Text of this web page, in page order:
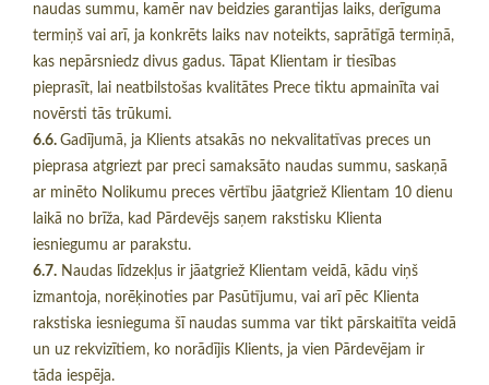
naudas summu, kamēr nav beidzies garantijas laiks, derīguma
termiņš vai arī, ja konkrēts laiks nav noteikts, saprātīgā termiņā,
kas nepārsniedz divus gadus. Tāpat Klientam ir tiesības
pieprasīt, lai neatbilstošas kvalitātes Prece tiktu apmainīta vai
novērsti tās trūkumi.
6.6. Gadījumā, ja Klients atsakās no nekvalitatīvas preces un
pieprasa atgriezt par preci samaksāto naudas summu, saskaņā
ar minēto Nolikumu preces vērtību jāatgriež Klientam 10 dienu
laikā no brīža, kad Pārdevējs saņem rakstisku Klienta
iesniegumu ar parakstu.
6.7. Naudas līdzekļus ir jāatgriež Klientam veidā, kādu viņš
izmantoja, norēķinoties par Pasūtījumu, vai arī pēc Klienta
rakstiska iesnieguma šī naudas summa var tikt pārskaitīta veidā
un uz rekvizītiem, ko norādījis Klients, ja vien Pārdevējam ir
tāda iespēja.